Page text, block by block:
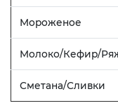
Мороженое
Молоко/Кефир/
Сметана/Сливки